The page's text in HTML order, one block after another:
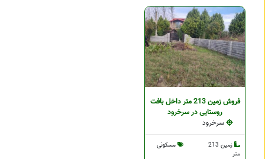
فروش زمین 213 متر داخل بافت
روستایی در سرخرود
سرخرود
زمین 213
متر
مسکونی